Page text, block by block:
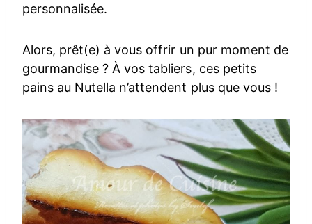
personnalisée.
Alors, prêt(e) à vous offrir un pur moment de
gourmandise ? À vos tabliers, ces petits
pains au Nutella n’attendent plus que vous !